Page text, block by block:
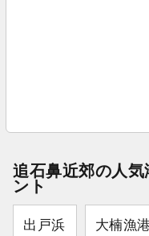
追石鼻近郊の人
ント
出戸浜 大楠漁港